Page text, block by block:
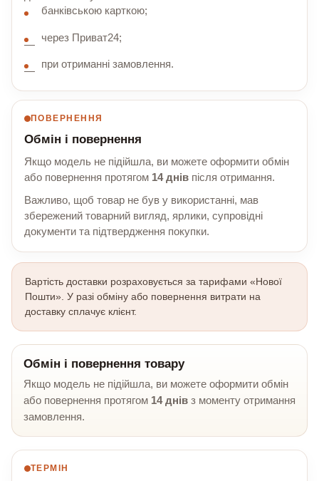
банківською карткою;
через Приват24;
при отриманні замовлення.
ПОВЕРНЕННЯ
Обмін і повернення
Якщо модель не підійшла, ви можете оформити обмін
або повернення протягом 14 днів після отримання.
Важливо, щоб товар не був у використанні, мав
збережений товарний вигляд, ярлики, супровідні
документи та підтвердження покупки.
Вартість доставки розраховується за тарифами «Нової
Пошти». У разі обміну або повернення витрати на
доставку сплачує клієнт.
Обмін і повернення товару
Якщо модель не підійшла, ви можете оформити обмін
або повернення протягом 14 днів з моменту отримання
замовлення.
ТЕРМІН